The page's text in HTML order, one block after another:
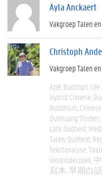
Ayla Anckaert
Vakgroep Talen
Christoph
Vakgroep Talen
Azië Buddha's
Hybrid Chinese
Buddhism
Dunhuang Studies
Late Oudheid
Talen Oudheid
Tekstanalyse
Veldonderzoek
寫本 早期白話